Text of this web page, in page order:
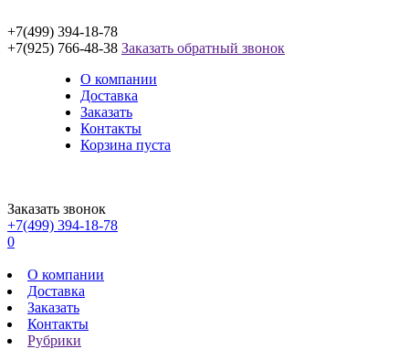
+7(499) 394-18-78
+7(925) 766-48-38 Заказать обратный звонок
О компании
Доставка
Заказать
Контакты
Корзина пуста
Заказать звонок
+7(499) 394-18-78
0
О компании
Доставка
Заказать
Контакты
Рубрики